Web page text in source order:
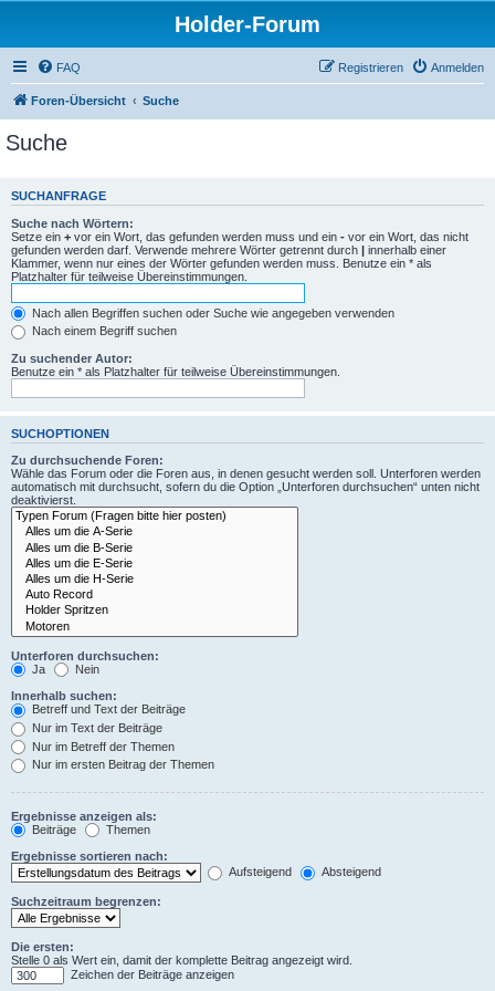
Holder-Forum
FAQ Anmelden
Registrieren
Foren-Übersicht Suche
Suche
SUCHANFRAGE
Suche nach Wörtern:
Setze ein + vor ein Wort, das gefunden werden muss und ein - vor ein Wort, das nicht
gefunden werden darf. Verwende mehrere Wörter getrennt durch | innerhalb einer
Klammer, wenn nur eines der Wörter gefunden werden muss. Benutze ein * als
Platzhalter für teilweise Übereinstimmungen.
Nach allen Begriffen suchen oder Suche wie angegeben verwenden
Nach einem Begriff suchen
Zu suchender Autor:
Benutze ein * als Platzhalter für teilweise Übereinstimmungen.
SUCHOPTIONEN
Zu durchsuchende Foren:
Wähle das Forum oder die Foren aus, in denen gesucht werden soll. Unterforen werden
automatisch mit durchsucht, sofern du die Option „Unterforen durchsuchen“ unten nicht
deaktivierst.
Unterforen durchsuchen:
Ja
Nein
Innerhalb suchen:
Betreff und Text der Beiträge
Nur im Text der Beiträge
Nur im Betreff der Themen
Nur im ersten Beitrag der Themen
Ergebnisse anzeigen als:
Beiträge
Themen
Ergebnisse sortieren nach:
Aufsteigend
Absteigend
Suchzeitraum begrenzen:
Die ersten:
Stelle 0 als Wert ein, damit der komplette Beitrag angezeigt wird.
Zeichen der Beiträge anzeigen